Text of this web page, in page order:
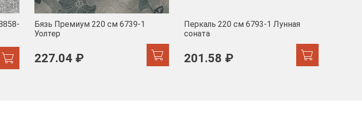
Бязь Премиум 220 см 6739-1
Уолтер
227.04 ₽
Перкаль 220 см 6793-1 Лунная
соната
201.58 ₽